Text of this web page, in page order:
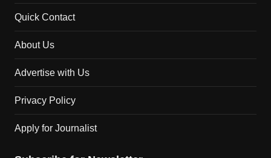
Quick Contact
About Us
Advertise with Us
Privacy Policy
Apply for Journalist